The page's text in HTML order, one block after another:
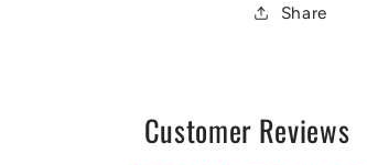
Share
Customer Reviews